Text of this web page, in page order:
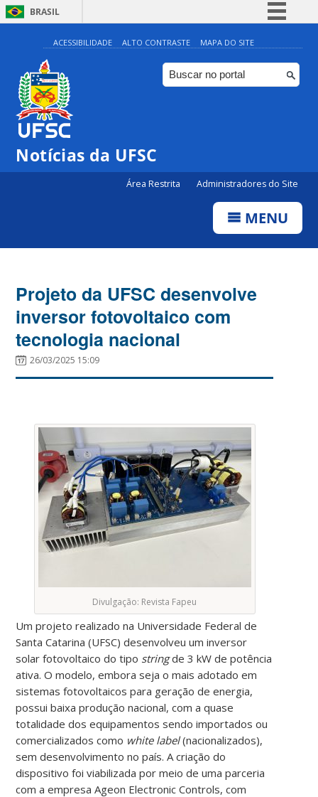
BRASIL
Simplifique!
Comunica BR
Participe
ACESSIBILIDADE ALTO CONTRASTE MAPA DO SITE
Notícias da UFSC
Área Restrita Administradores do Site
MENU
Projeto da UFSC desenvolve
inversor fotovoltaico com
tecnologia nacional
26/03/2025 15:09
Divulgação: Revista Fapeu
Um projeto realizado na Universidade Federal de
Santa Catarina (UFSC) desenvolveu um inversor
solar fotovoltaico do tipo stringde 3 kW de potência
ativa. O modelo, embora seja o mais adotado em
sistemas fotovoltaicos para geração de energia,
possui baixa produção nacional, com a quase
totalidade dos equipamentos sendo importados ou
comercializados como white label(nacionalizados),
sem desenvolvimento no país. A criação do
dispositivo foi viabilizada por meio de uma parceria
com a empresa Ageon Electronic Controls, com